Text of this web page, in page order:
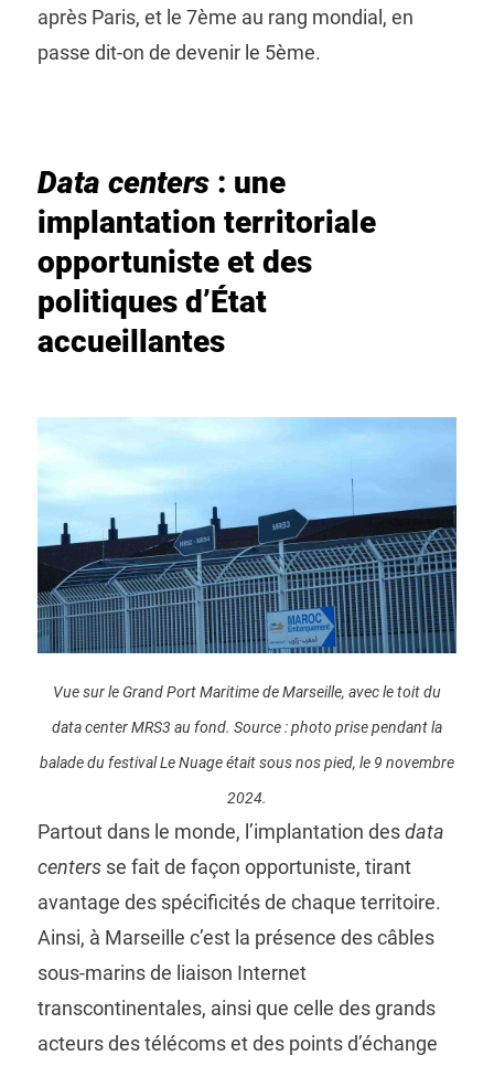
après Paris, et le 7ème au rang mondial, en
passe dit-on de devenir le 5ème.
Data centers: une
implantation territoriale
opportuniste et des
politiques d’État
accueillantes
Vue sur le Grand Port Maritime de Marseille, avec le toit du
data center MRS3 au fond. Source : photo prise pendant la
balade du festival Le Nuage était sous nos pied, le 9 novembre
2024.
Partout dans le monde, l’implantation desdata
centersse fait de façon opportuniste, tirant
avantage des spécificités de chaque territoire.
Ainsi, à Marseille c’est la présence des câbles
sous-marins de liaison Internet
transcontinentales, ainsi que celle des grands
acteurs des télécoms et des points d’échange